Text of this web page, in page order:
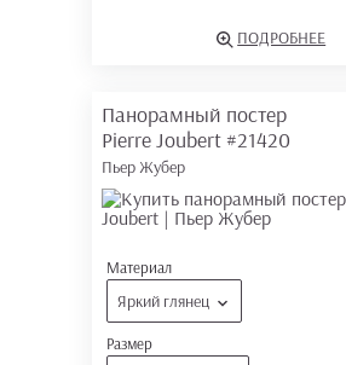
ПОДРОБНЕЕ
Панорамный постер
Pierre Joubert #21420
Пьер Жубер
Материал
Яркий глянец
Размер